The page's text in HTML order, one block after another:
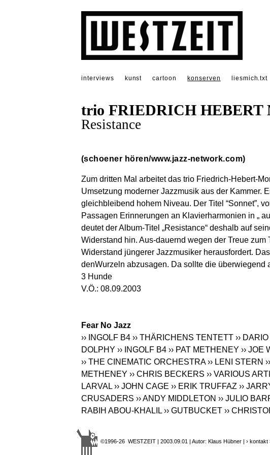
interviews kunst cartoon konserven liesmich.txt
trio FRIEDRICH HEBERT
Resistance
(schoener hören/www.jazz-network.com)
Zum dritten Mal arbeitet das trio Friedrich-Hebert-
Umsetzung moderner Jazzmusik aus der Kammer.
gleichbleibend hohem Niveau. Der Titel “Sonnet”,
Passagen Erinnerungen an Klavierharmonien in „
deutet der Album-Titel „Resistance“ deshalb auf
Widerstand hin. Aus-dauernd wegen der Treue
Widerstand jüngerer Jazzmusiker herausfordert.
denWurzeln abzusagen. Da sollte die
3 Hunde
V.Ö.: 08.09.2003
Fear No Jazz
›› INGOLF B4 ›› THÄRICHENS TENTETT ››
DOLPHY ›› INGOLF B4 ›› PAT METHENEY ›› JOE
›› THE CINEMATIC ORCHESTRA ›› LENI STERN
METHENEY ›› CHRIS BECKERS ›› VARIOUS
LARVAL ›› JOHN CAGE ›› ERIK TRUFFAZ ››
CRUSADERS ›› ANDY MIDDLETON ›› JULIO
RABIH ABOU-KHALIL ›› GUTBUCKET ››
©1996-26 WESTZEIT | 2003.09.01 | Autor: Klaus Hübner | › kontakt